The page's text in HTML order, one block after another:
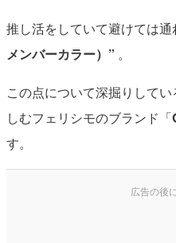
推し活をしていて避けては
メンバーカラー）” 。
この点について深掘りして
しむフェリシモのブランド「
す。